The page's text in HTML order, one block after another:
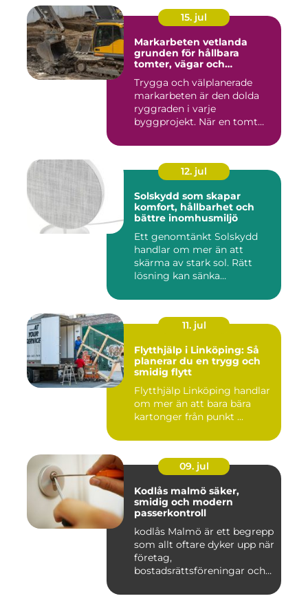
15. jul
Markarbeten vetlanda
grunden för hållbara
tomter, vägar och
Trygga och välplanerade
markarbeten är den dolda
ryggraden i varje
byggprojekt. När en tomt
12. jul
Solskydd som skapar
komfort, hållbarhet och
bättre inomhusmiljö
Ett genomtänkt Solskydd
handlar om mer än att
skärma av stark sol. Rätt
lösning kan sänka
11. jul
Flytthjälp i Linköping: Så
planerar du en trygg och
smidig flytt
Flytthjälp Linköping handlar
om mer än att bara bära
kartonger från punkt ...
09. jul
Kodlås malmö säker,
smidig och modern
passerkontroll
kodlås Malmö är ett begrepp
som allt oftare dyker upp när
företag,
bostadsrättsföreningar och